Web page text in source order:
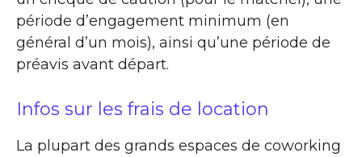
période d’engagement minimum (en
général d’un mois), ainsi qu’une période de
préavis avant départ.
Infos sur les frais de location
La plupart des grands espaces de coworking